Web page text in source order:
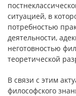
ситуацией, в
потребностью
деятельности,
неготовностью
теоретической
В связи с этим
философского